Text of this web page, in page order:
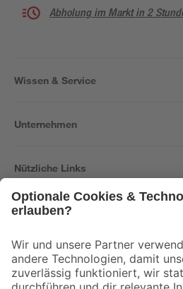
Abholung im Markt in 2
Wissen & Service
Unternehmen
Nützliche Links
Der toom Newsletter: Keine Angebote und
Zur Newsletter Anmeldung